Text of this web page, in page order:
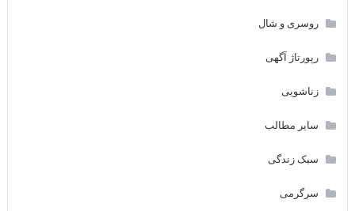
روسری و شال
رپورتاژ آگهی
زناشویی
سایر مطالب
سبک زندگی
سرگرمی